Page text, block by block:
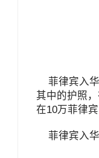
菲律宾入华
其中的护照
在10万菲律宾
菲律宾入华